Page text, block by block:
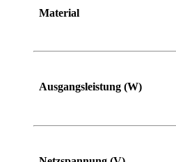
Material
Ausgangsleistung (W)